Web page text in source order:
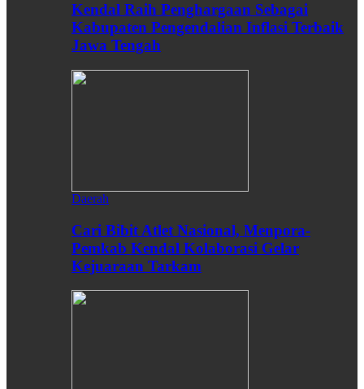
Kendal Raih Penghargaan Sebagai
Kabupaten Pengendalian Inflasi Terbaik
Jawa Tengah
Daerah
Cari Bibit Atlet Nasional, Menpora-
Pemkab Kendal Kolaborasi Gelar
Kejuaraan Tarkam